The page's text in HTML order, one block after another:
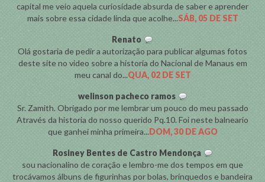
capital me veio aquela curiosidade absurda de saber e aprender
mais sobre essa cidade linda que acolhe...SÁB, 05 DE SET
Renato
Olá gostaria de pedir a autorização para publicar algumas fotos
deste site no video sobre a historia do Nacional de Manaus em
meu canal do...QUA, 02 DE SET
welinson pacheco ramos
Sr. Zamith. Obrigado por me lembrar um pouco do meu passado
Através da historia do nosso querido Pq.10. Foi neste balneario
que ganhei minha primeira...DOM, 30 DE AGO
Rosiney Bentes de Castro Mendonça
sou nacionalino de coração e lembro-me dos tempos em que
trocávamos álbuns de figurinhas por bolas, brinquedos e bandeira